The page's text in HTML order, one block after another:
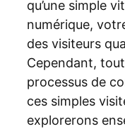
qu’une simple
numérique,
des visiteurs
Cependant,
processus de
ces simples
explorerons